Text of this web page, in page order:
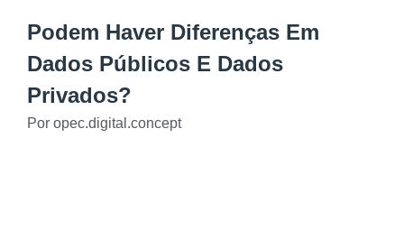
Podem Haver Diferenças Em
Dados Públicos E Dados
Privados?
Por opec.digital.concept